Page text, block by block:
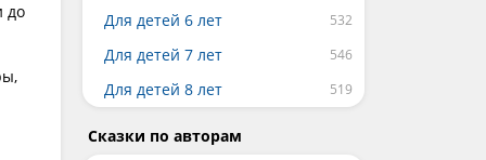
до
Для детей 6 лет
Для детей 7 лет
Для детей 8 лет
Сказки по авторам